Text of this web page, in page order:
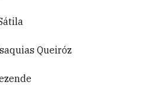
Queiróz